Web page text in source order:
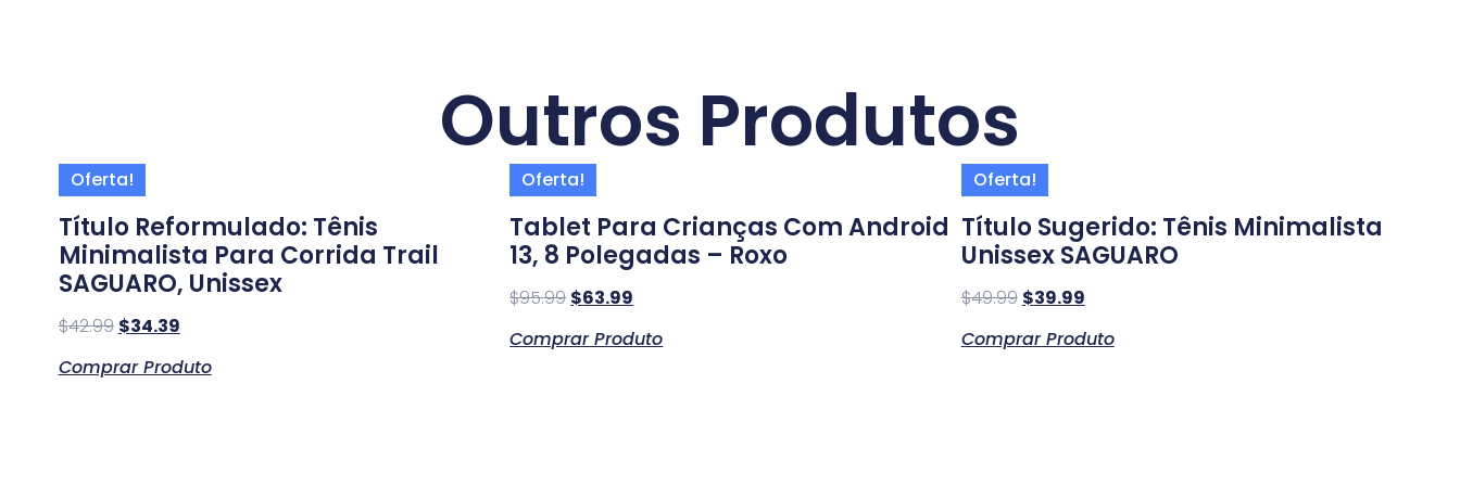
Outros Produtos
Oferta!
Título Reformulado: Tênis
Minimalista Para Corrida Trail
SAGUARO, Unissex
$42.99 $34.39
Comprar Produto
Oferta!
Tablet Para Crianças Com Android
13, 8 Polegadas – Roxo
$95.99 $63.99
Comprar Produto
Oferta!
Título Sugerido: Tênis Minimalista
Unissex SAGUARO
$49.99 $39.99
Comprar Produto